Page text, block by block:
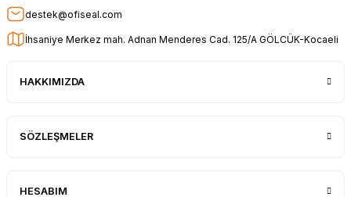
destek@ofiseal.com
İhsaniye Merkez mah. Adnan Menderes Cad. 125/A GÖLCÜK-Kocaeli
HAKKIMIZDA
SÖZLEŞMELER
HESABIM